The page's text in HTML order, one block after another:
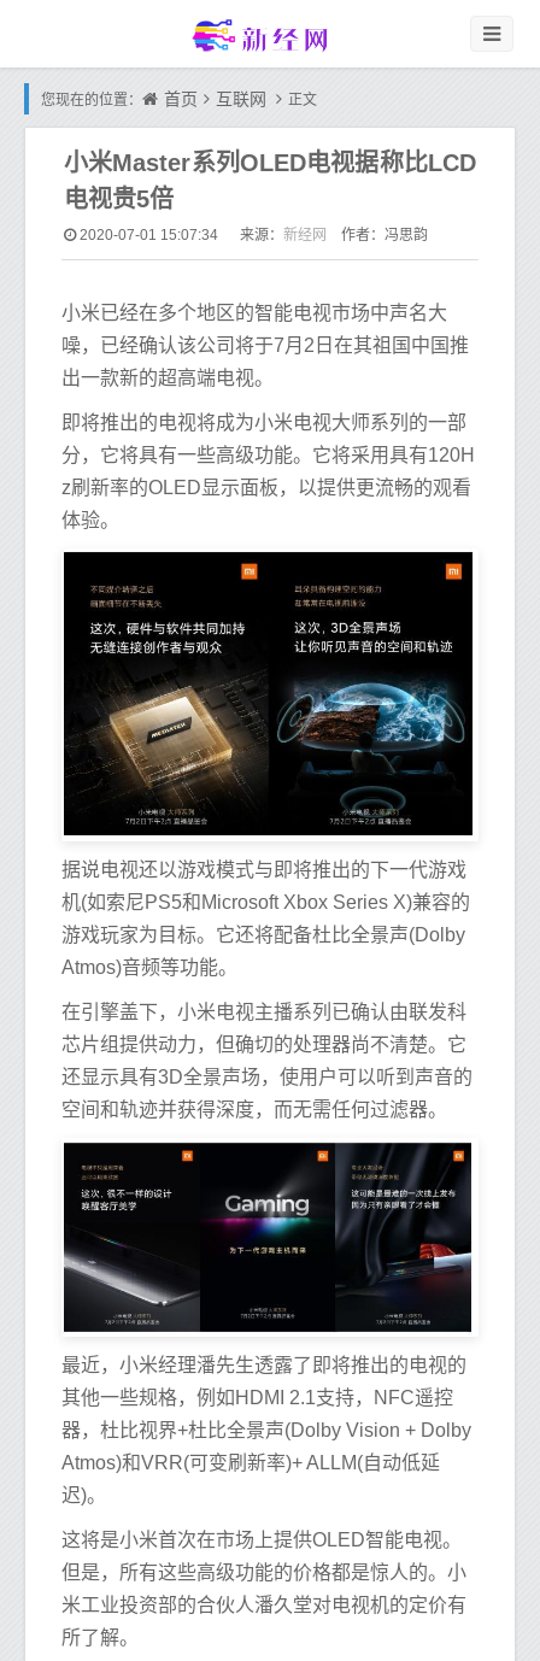
您现在的位置： 首页 互联网 正文
小米Master系列OLED电视据称比LCD
电视贵5倍
2020-07-01 15:07:34 来源： 新经网 作者：冯思韵
小米已经在多个地区的智能电视市场中声名大
噪，已经确认该公司将于7月2日在其祖国中国推
出一款新的超高端电视。
即将推出的电视将成为小米电视大师系列的一部
分，它将具有一些高级功能。它将采用具有120H
z刷新率的OLED显示面板，以提供更流畅的观看
体验。
据说电视还以游戏模式与即将推出的下一代游戏
机(如索尼PS5和Microsoft Xbox Series X)兼容的
游戏玩家为目标。它还将配备杜比全景声(Dolby
Atmos)音频等功能。
在引擎盖下，小米电视主播系列已确认由联发科
芯片组提供动力，但确切的处理器尚不清楚。它
还显示具有3D全景声场，使用户可以听到声音的
空间和轨迹并获得深度，而无需任何过滤器。
最近，小米经理潘先生透露了即将推出的电视的
其他一些规格，例如HDMI 2.1支持，NFC遥控
器，杜比视界+杜比全景声(Dolby Vision + Dolby
Atmos)和VRR(可变刷新率)+ ALLM(自动低延
迟)。
这将是小米首次在市场上提供OLED智能电视。
但是，所有这些高级功能的价格都是惊人的。小
米工业投资部的合伙人潘久堂对电视机的定价有
所了解。